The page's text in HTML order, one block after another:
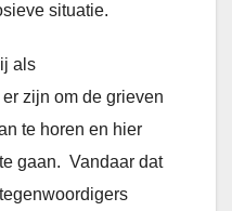
situatie.
als
zijn om de grieven
te horen en hier
gaan. Vandaar dat